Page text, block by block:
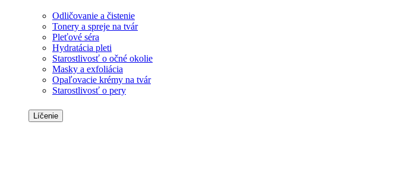
Odličovanie a čistenie
Tonery a spreje na tvár
Pleťové séra
Hydratácia pleti
Starostlivosť o očné okolie
Masky a exfoliácia
Opaľovacie krémy na tvár
Starostlivosť o pery
Líčenie